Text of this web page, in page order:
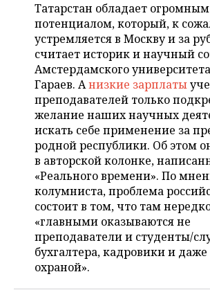
ОТКРЫТАЯ ЛЕКЦИЯ
БАСКЕТБОЛ
ВОЛЕЙБОЛ
КИБЕРСПОРТ
ФИГУРНОЕ КАТАНИЕ
ВОДНЫЕ ВИДЫ СПОРТА
ХОККЕЙ С МЯЧОМ
ИНФРАСТРУКТУРА
ИСТОРИЯ
КУЛЬТУРА
МЕДИЦИНА
ОБРАЗОВАНИЕ
ПРОИСШЕСТВИЯ
СПРАВОЧНИК
СПИСОК ПЕРСОН
СПИСОК КОМПАНИЙ
ПОЛНАЯ ВЕРСИЯ
Татарстан обладает
потенциалом, который, к
устремляется в Москву и за
считает историк и научный
Амстердамского
Гараев. Анизкие зарплаты
преподавателей только
желание наших научных
искать себе применение за
родной республики. Об этом
в авторской колонке,
«Реального времени». По
колумниста, проблема
состоит в том, что там
«главными оказываются не
преподаватели и студенты/
бухгалтера, кадровики и даже
охраной».